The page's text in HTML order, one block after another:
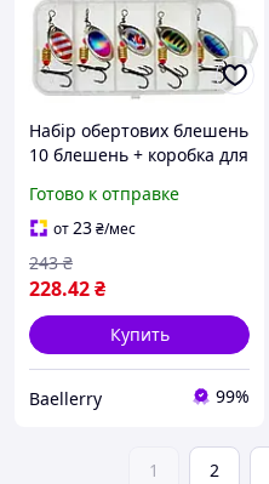
Набір обертових блешень
10 блешень + коробка для
Готово к отправке
от23₴/мес
228.42₴
243 ₴
Купить
Baellerry 99%
1 2